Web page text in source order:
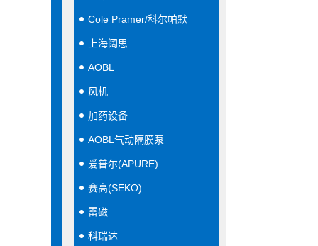
Cole Pramer/科尔帕默
上海阔思
AOBL
风机
加药设备
AOBL气动隔膜泵
爱普尔(APURE)
赛高(SEKO)
雷磁
科瑞达